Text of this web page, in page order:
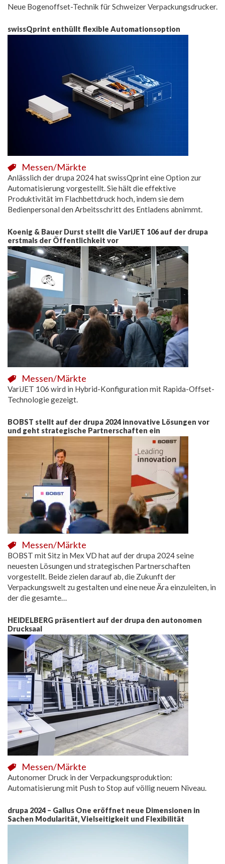
Neue Bogenoffset-Technik für Schweizer Verpackungsdrucker.
swissQprint enthüllt flexible Automationsoption
Messen/Märkte
Anlässlich der drupa 2024 hat swissQprint eine Option zur
Automatisierung vorgestellt. Sie hält die effektive
Produktivität im Flachbettdruck hoch, indem sie dem
Bedienpersonal den Arbeitsschritt des Entladens abnimmt.
Koenig & Bauer Durst stellt die VariJET 106 auf der drupa
erstmals der Öffentlichkeit vor
Messen/Märkte
VariJET 106 wird in Hybrid-Konfiguration mit Rapida-Offset-
Technologie gezeigt.
BOBST stellt auf der drupa 2024 innovative Lösungen vor
und geht strategische Partnerschaften ein
Messen/Märkte
BOBST mit Sitz in Mex VD hat auf der drupa 2024 seine
neuesten Lösungen und strategischen Partnerschaften
vorgestellt. Beide zielen darauf ab, die Zukunft der
Verpackungswelt zu gestalten und eine neue Ära einzuleiten, in
der die gesamte…
HEIDELBERG präsentiert auf der drupa den autonomen
Drucksaal
Messen/Märkte
Autonomer Druck in der Verpackungsproduktion:
Automatisierung mit Push to Stop auf völlig neuem Niveau.
drupa 2024 – Gallus One eröffnet neue Dimensionen in
Sachen Modularität, Vielseitigkeit und Flexibilität